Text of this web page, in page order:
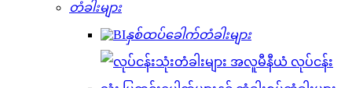
တံခါးများ
နှစ်ထပ်ခေါက်တံခါးများ